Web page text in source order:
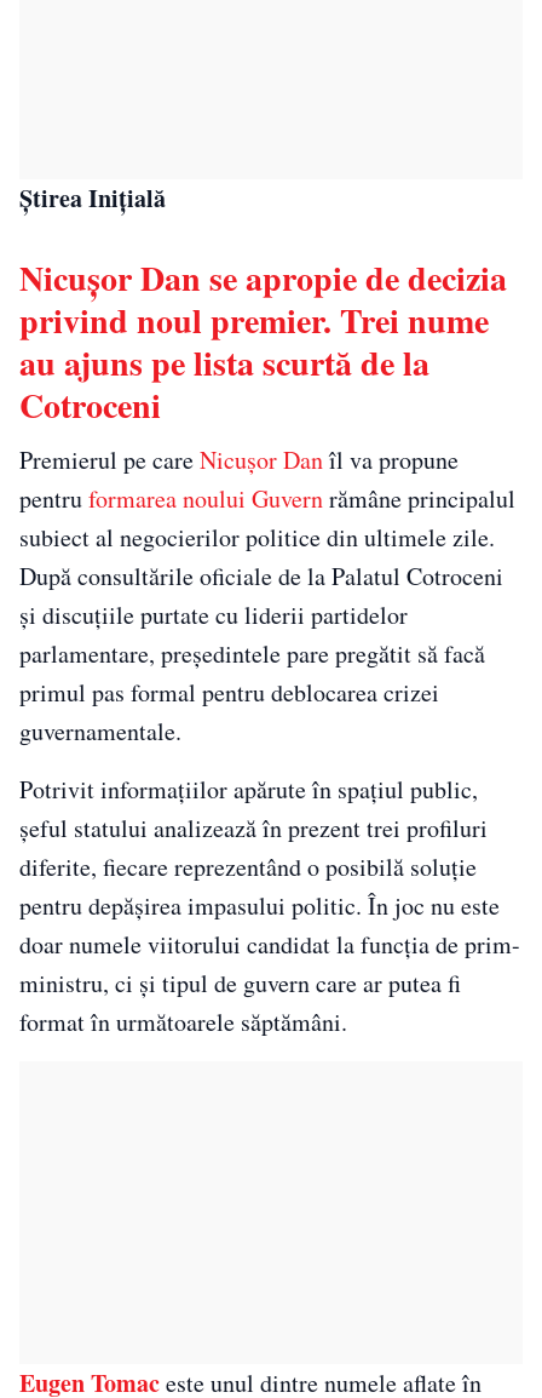
Știrea Inițială
Nicușor Dan se apropie de decizia
privind noul premier. Trei nume
au ajuns pe lista scurtă de la
Cotroceni
Premierul pe careNicușor Danîl va propune
pentruformarea noului Guvernrămâne principalul
subiect al negocierilor politice din ultimele zile.
După consultările oficiale de la Palatul Cotroceni
și discuțiile purtate cu liderii partidelor
parlamentare, președintele pare pregătit să facă
primul pas formal pentru deblocarea crizei
guvernamentale.
Potrivit informațiilor apărute în spațiul public,
șeful statului analizează în prezent trei profiluri
diferite, fiecare reprezentând o posibilă soluție
pentru depășirea impasului politic. În joc nu este
doar numele viitorului candidat la funcția de prim-
ministru, ci și tipul de guvern care ar putea fi
format în următoarele săptămâni.
Eugen Tomaceste unul dintre numele aflate în